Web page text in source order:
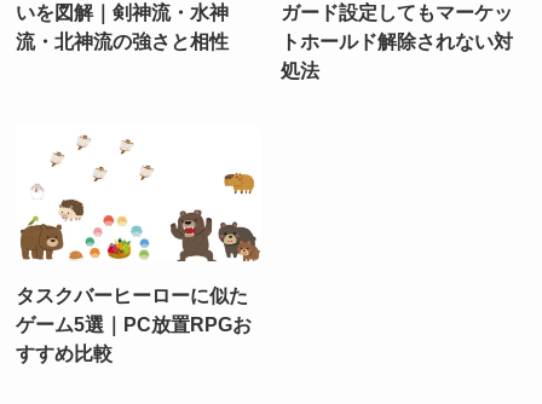
いを図解｜剣神流・水神
流・北神流の強さと相性
ガード設定してもマーケッ
トホールド解除されない対
処法
タスクバーヒーローに似た
ゲーム5選｜PC放置RPGお
すすめ比較